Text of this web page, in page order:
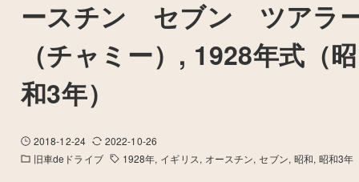
ースチン セブン ツアラ
（チャミー）, 1928年式（昭
和3年）
2018-12-24
2022-10-26
旧車deドライブ
1928年 イギリス オースチン セブン 昭和 昭和3年